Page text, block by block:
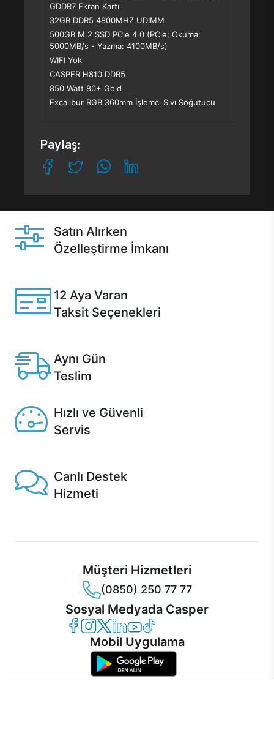
GDDR7 Ekran Kartı
32GB DDR5 4800MHZ UDIMM
500GB M.2 SSD PCle 4.0 (PCle; Okuma:
5000MB/s - Yazma: 4100MB/s)
WIFI Yok
CASPER H810 DDR5
850 Watt 80+ Gold
Excalibur RGB 360mm İşlemci Sıvı Soğutucu
Paylaş:
Satın Alırken
Özelleştirme İmkanı
12 Aya Varan
Taksit Seçenekleri
Aynı Gün
Teslim
Hızlı ve Güvenli
Servis
Canlı Destek
Hizmeti
Müşteri Hizmetleri
(0850) 250 77 77
Sosyal Medyada Casper
Casper Facebook
Casper Instagram
Casper Twitter
Casper LinkedIn
Casper YouTube
Casper TikTok
Mobil Uygulama